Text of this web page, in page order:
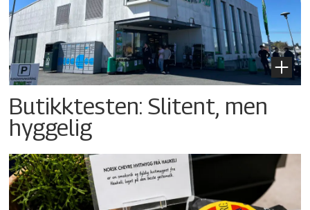
Butikktesten: Slitent, men
hyggelig